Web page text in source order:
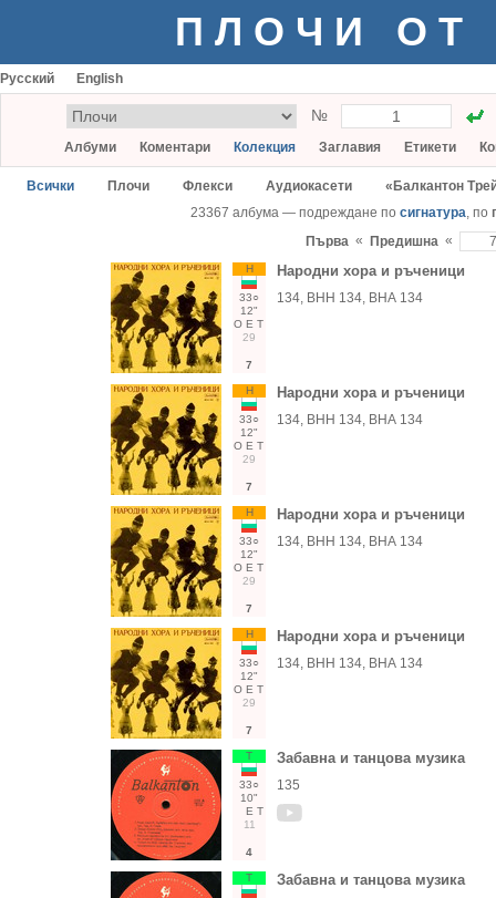
ПЛОЧИ ОТ
Русский English
№
Албуми Коментари Колекция Заглавия Етикети
Всички Плочи Флекси Аудиокасети
«Балкантон
23367 албума — подреждане по сигнатура, по
Първа « Предишна «
Н
33○
12"
О Е Т
29
7
Народни хора и ръченици
134, ВНН 134, ВНА 134
Н
33○
12"
О Е Т
29
7
Народни хора и ръченици
134, ВНН 134, ВНА 134
Н
33○
12"
О Е Т
29
7
Народни хора и ръченици
134, ВНН 134, ВНА 134
Н
33○
12"
О Е Т
29
7
Народни хора и ръченици
134, ВНН 134, ВНА 134
Т
33○
10"
Е Т
11
4
Забавна и танцова музика
135
Т Забавна и танцова музика